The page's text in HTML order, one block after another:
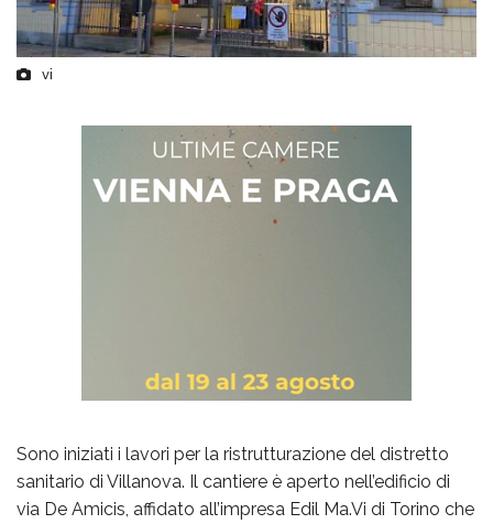
vi
Sono iniziati i lavori per la ristrutturazione del distretto
sanitario di Villanova. Il cantiere è aperto nell’edificio di
via De Amicis, affidato all’impresa Edil Ma.Vi di Torino che